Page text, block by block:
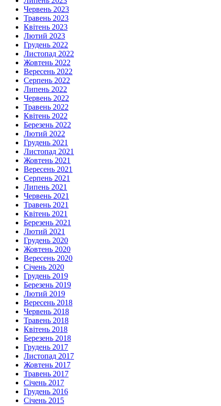
Червень 2023
Травень 2023
Квітень 2023
Лютий 2023
Грудень 2022
Листопад 2022
Жовтень 2022
Вересень 2022
Серпень 2022
Липень 2022
Червень 2022
Травень 2022
Квітень 2022
Березень 2022
Лютий 2022
Грудень 2021
Листопад 2021
Жовтень 2021
Вересень 2021
Серпень 2021
Липень 2021
Червень 2021
Травень 2021
Квітень 2021
Березень 2021
Лютий 2021
Грудень 2020
Жовтень 2020
Вересень 2020
Січень 2020
Грудень 2019
Березень 2019
Лютий 2019
Вересень 2018
Червень 2018
Травень 2018
Квітень 2018
Березень 2018
Грудень 2017
Листопад 2017
Жовтень 2017
Травень 2017
Січень 2017
Грудень 2016
Січень 2015